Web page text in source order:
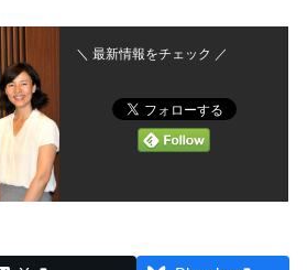
＼ 最新情報をチェック ／